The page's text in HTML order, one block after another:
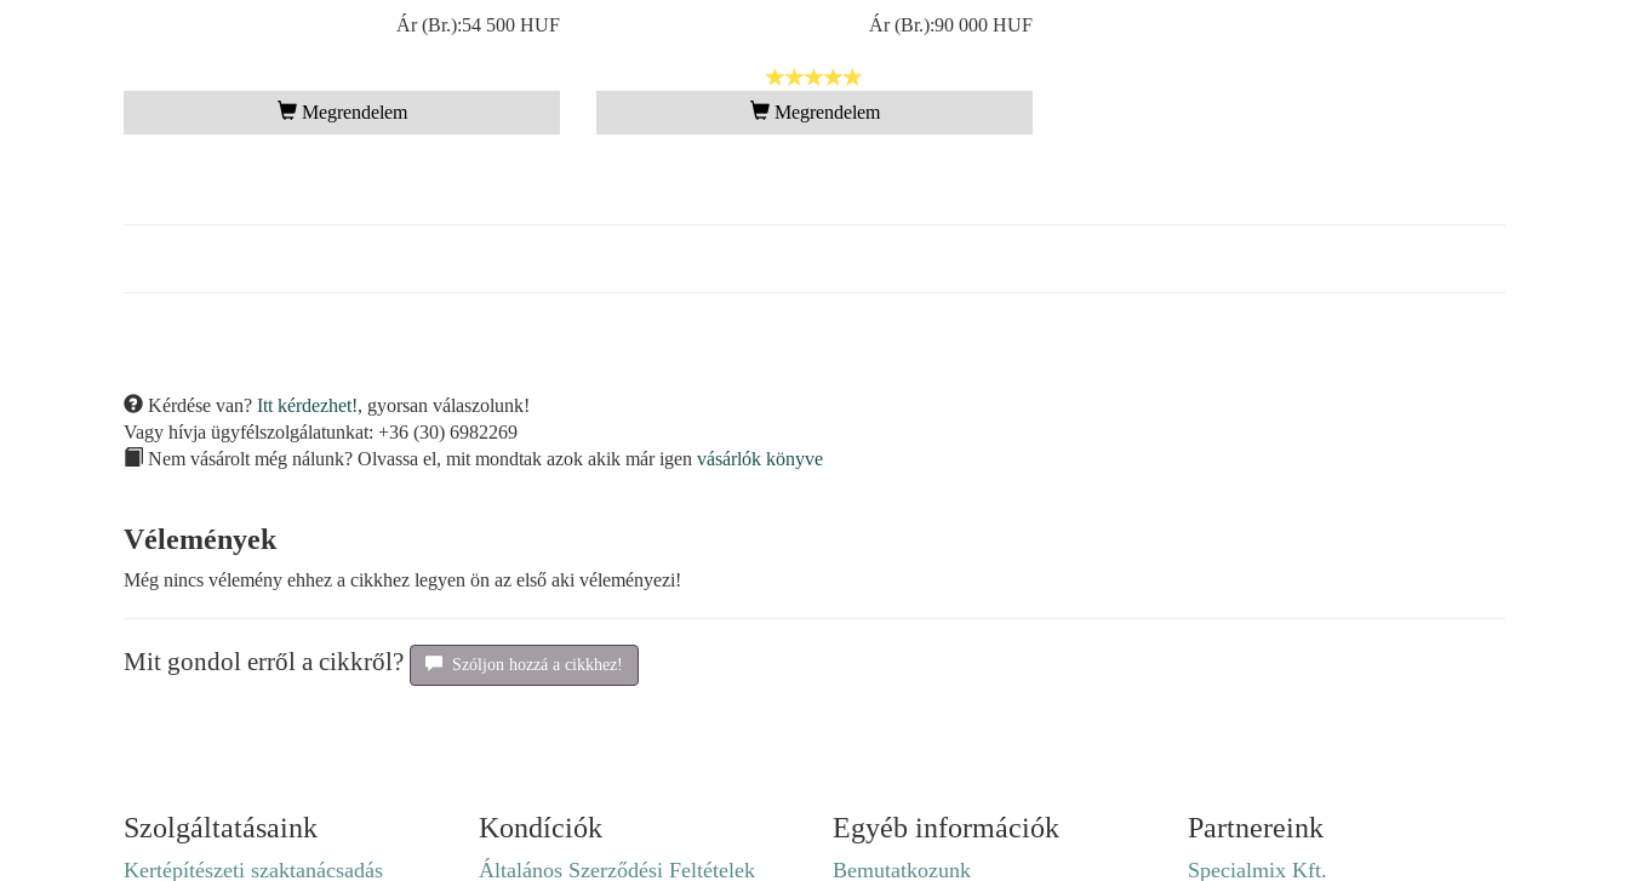
Ár (Br.):54 500 HUF
Megrendelem
Ár (Br.):90 000 HUF
Megrendelem
Kérdése van? Itt kérdezhet!, gyorsan válaszolunk!
Vagy hívja ügyfélszolgálatunkat: +36 (30) 6982269
Nem vásárolt még nálunk? Olvassa el, mit mondtak azok akik már igen vásárlók könyve
Vélemények
Még nincs vélemény ehhez a cikkhez legyen ön az első aki véleményezi!
Mit gondol erről a cikkről? Szóljon hozzá a cikkhez!
Szolgáltatásaink
Kertépítészeti szaktanácsadás
Kondíciók
Általános Szerződési Feltételek
Egyéb információk
Bemutatkozunk
Partnereink
Specialmix Kft.